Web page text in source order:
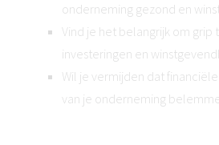
onderneming gezond en
Vind je het belangrijk om grip
investeringen en
Wil je vermijden dat
van je onderneming